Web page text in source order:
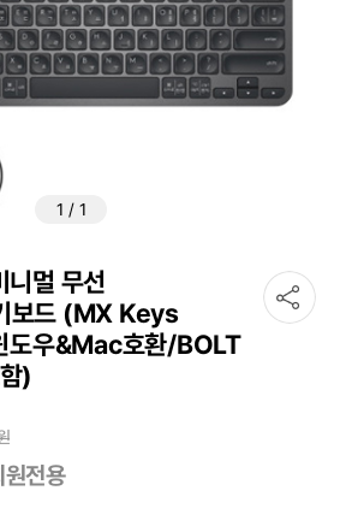
1 / 1
멀 무선
보드 (MX Keys
우&Mac호환/BOLT
)
원전용